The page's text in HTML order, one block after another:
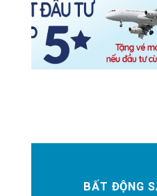
BẤT ĐỘNG